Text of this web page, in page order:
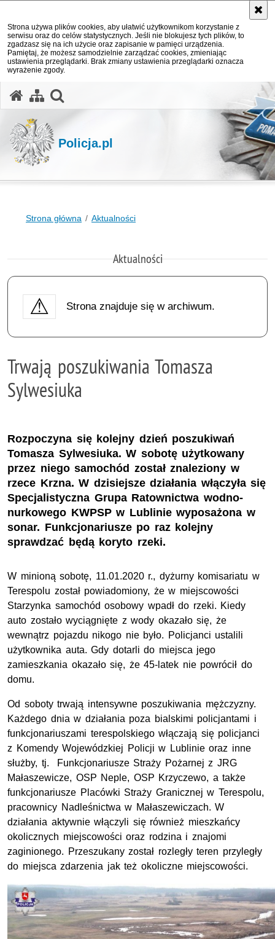
Strona używa plików cookies, aby ułatwić użytkownikom korzystanie z
serwisu oraz do celów statystycznych. Jeśli nie blokujesz tych plików, to
zgadzasz się na ich użycie oraz zapisanie w pamięci urządzenia.
Pamiętaj, że możesz samodzielnie zarządzać cookies, zmieniając
ustawienia przeglądarki. Brak zmiany ustawienia przeglądarki oznacza
wyrażenie zgody.
Policja.pl
Strona główna Aktualności
Aktualności
Strona znajduje się w archiwum.
Trwają poszukiwania Tomasza
Sylwesiuka
Rozpoczyna się kolejny dzień poszukiwań
Tomasza Sylwesiuka. W sobotę użytkowany
przez niego samochód został znaleziony w
rzece Krzna. W dzisiejsze działania włączyła się
Specjalistyczna Grupa Ratownictwa wodno-
nurkowego KWPSP w Lublinie wyposażona w
sonar. Funkcjonariusze po raz kolejny
sprawdzać będą koryto rzeki.
W minioną sobotę, 11.01.2020 r., dyżurny komisariatu w
Terespolu został powiadomiony, że w miejscowości
Starzynka samochód osobowy wpadł do rzeki. Kiedy
auto zostało wyciągnięte z wody okazało się, że
wewnątrz pojazdu nikogo nie było. Policjanci ustalili
użytkownika auta. Gdy dotarli do miejsca jego
zamieszkania okazało się, że 45-latek nie powrócił do
domu.
Od soboty trwają intensywne poszukiwania mężczyzny.
Każdego dnia w działania poza bialskimi policjantami i
funkcjonariuszami terespolskiego włączają się policjanci
z Komendy Wojewódzkiej Policji w Lublinie oraz inne
służby, tj. Funkcjonariusze Straży Pożarnej z JRG
Małaszewicze, OSP Neple, OSP Krzyczewo, a także
funkcjonariusze Placówki Straży Granicznej w Terespolu,
pracownicy Nadleśnictwa w Małaszewiczach. W
działania aktywnie włączyli się również mieszkańcy
okolicznych miejscowości oraz rodzina i znajomi
zaginionego. Przeszukany został rozległy teren przyległy
do miejsca zdarzenia jak też okoliczne miejscowości.